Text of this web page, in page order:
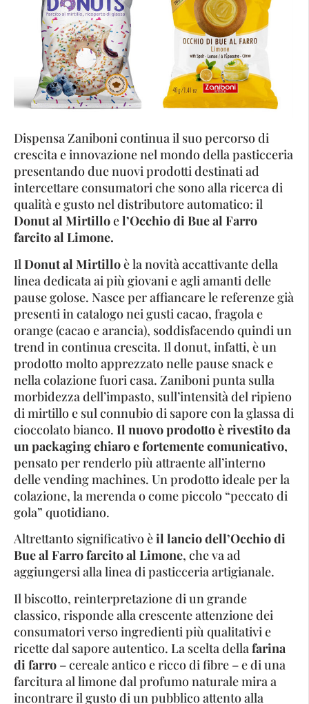
Dispensa Zaniboni continua il suo percorso di
crescita e innovazione nel mondo della pasticceria
presentando due nuovi prodotti destinati ad
intercettare consumatori che sono alla ricerca di
qualità e gusto nel distributore automatico: il
Donut al Mirtilloel’Occhio di Bue al Farro
farcito al Limone.
Il Donut al Mirtilloè la novità accattivante della
linea dedicata ai più giovani e agli amanti delle
pause golose. Nasce per affiancare le referenze già
presenti in catalogo nei gusti cacao, fragola e
orange (cacao e arancia), soddisfacendo quindi un
trend in continua crescita. Il donut, infatti, è un
prodotto molto apprezzato nelle pause snack e
nella colazione fuori casa. Zaniboni punta sulla
morbidezza dell’impasto, sull’intensità del ripieno
di mirtillo e sul connubio di sapore con la glassa di
cioccolato bianco. Il nuovo prodotto è rivestito da
un packaging chiaro e fortemente comunicativo,
pensato per renderlo più attraente all’interno
delle vending machines. Un prodotto ideale per la
colazione, la merenda o come piccolo “peccato di
gola” quotidiano.
Altrettanto significativo èil lancio dell’Occhio di
Bue al Farro farcito al Limone, che va ad
aggiungersi alla linea di pasticceria artigianale.
Il biscotto, reinterpretazione di un grande
classico, risponde alla crescente attenzione dei
consumatori verso ingredienti più qualitativi e
ricette dal sapore autentico. La scelta della farina
di farro – cereale antico e ricco di fibre – e di una
farcitura al limone dal profumo naturale mira a
incontrare il gusto di un pubblico attento alla